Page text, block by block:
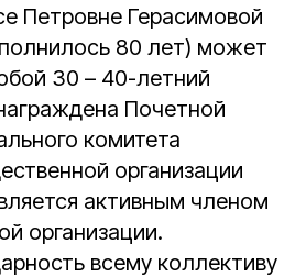
Петровне Герасимовой
80 лет) может
30 – 40-летний
Почетной
комитета
организации
активным членом
организации.
всему коллективу